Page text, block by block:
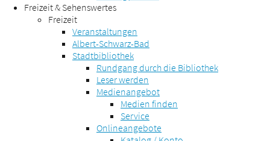
Freizeit & Sehenswertes
Freizeit
Veranstaltungen
Albert-Schwarz-Bad
Stadtbibliothek
Rundgang durch die Bibliothek
Leser werden
Medienangebot
Medien finden
Service
Onlineangebote